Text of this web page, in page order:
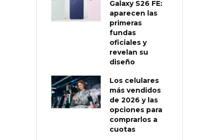
Galaxy S26 FE:
aparecen las
primeras
fundas
oficiales y
revelan su
diseño
Los celulares
más vendidos
de 2026 y las
opciones para
comprarlos a
cuotas